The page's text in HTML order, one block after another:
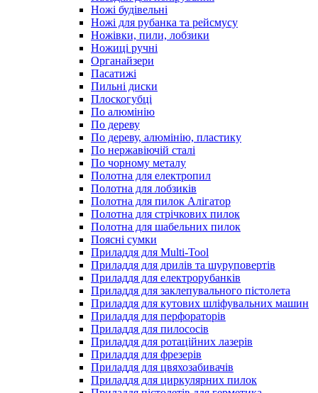
Ножі будівельні
Ножі для рубанка та рейсмусу
Ножівки, пили, лобзики
Ножиці ручні
Органайзери
Пасатижі
Пильні диски
Плоскогубці
По алюмінію
По дереву
По дереву, алюмінію, пластику
По нержавіючій сталі
По чорному металу
Полотна для електропил
Полотна для лобзиків
Полотна для пилок Алігатор
Полотна для стрічкових пилок
Полотна для шабельних пилок
Поясні сумки
Приладдя для Multi-Tool
Приладдя для дрилів та шуруповертів
Приладдя для електрорубанків
Приладдя для заклепувального пістолета
Приладдя для кутових шліфувальних машин
Приладдя для перфораторів
Приладдя для пилососів
Приладдя для ротаційних лазерів
Приладдя для фрезерів
Приладдя для цвяхозабивачів
Приладдя для циркулярних пилок